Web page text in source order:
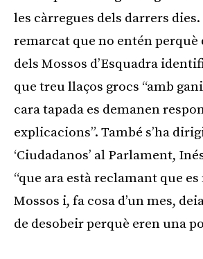
les càrregues dels darrers
remarcat que no entén perquè
dels Mossos d’Esquadra
que treu llaços grocs “amb
cara tapada es demanen
explicacions”. També s’ha
‘Ciudadanos’ al Parlament,
“que ara està reclamant que
Mossos i, fa cosa d’un mes,
de desobeir perquè eren una